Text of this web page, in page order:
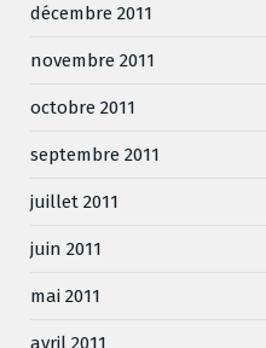
décembre 2011
novembre 2011
octobre 2011
septembre 2011
juillet 2011
juin 2011
mai 2011
avril 2011